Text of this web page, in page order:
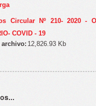
Circular Nº 210- 2020 -
COVID - 19
archivo: 12,826.93 Kb